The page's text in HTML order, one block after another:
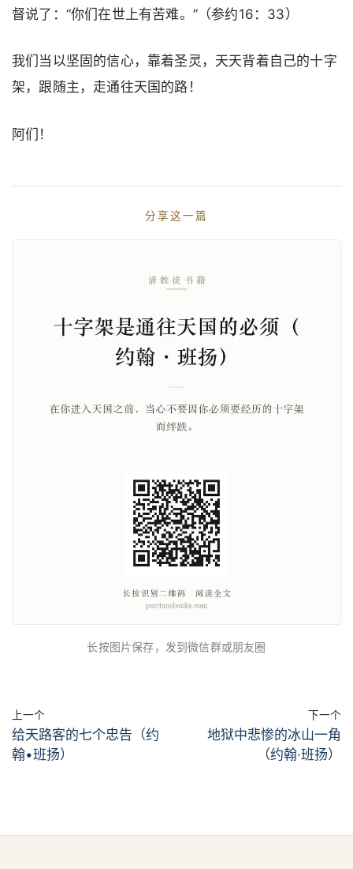
督说了：“你们在世上有苦难。”（参约16：33）
我们当以坚固的信心，靠着圣灵，天天背着自己的十字
架，跟随主，走通往天国的路！
阿们！
分享这一篇
长按图片保存，发到微信群或朋友圈
上一个
给天路客的七个忠告（约
翰•班扬）
下一个
地狱中悲惨的冰山一角
（约翰·班扬）